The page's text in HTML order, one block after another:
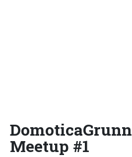
DomoticaGrunn
Meetup #1